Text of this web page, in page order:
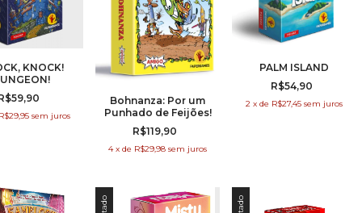
KNOCK!
sem juros
Bohnanza: Por um
Punhado de Feijões!
R$119,90
4 x de R$29,98 sem juros
PALM ISLAND
R$54,90
2 x de R$27,45 sem juros